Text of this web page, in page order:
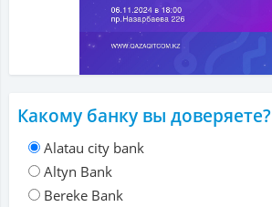
Какому банку вы доверяете?
Alatau city bank
Altyn Bank
Bereke Bank